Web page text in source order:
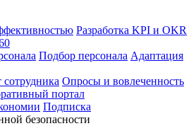
Разработка KPI и OKR
Подбор персонала Адаптация
Опросы и вовлеченность
портал
Подписка
безопасности